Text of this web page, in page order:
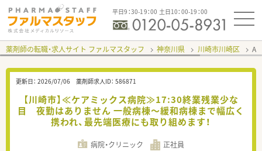
平日9：30-19：00 土日10：00-19：00
薬剤師の転職・求人サイト ファルマスタッフ 神奈川県 川崎市川崎区
更新日： 2026/07/06 薬剤師求人ID： 586871
【川崎市】≪ケアミックス病院≫17:30終業残業少な
目 夜勤はありません 一般病棟～緩和病棟まで幅広く
携われ、最先端医療にも取り組めます！
病院・クリニック 正社員